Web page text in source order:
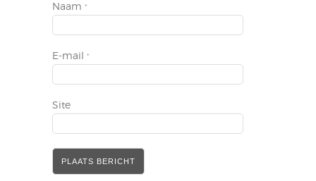
Naam *
E-mail *
Site